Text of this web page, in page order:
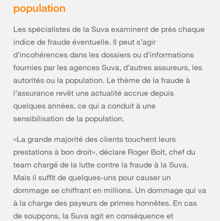
population
Les spécialistes de la Suva examinent de près chaque
indice de fraude éventuelle. Il peut s’agir
d’incohérences dans les dossiers ou d’informations
fournies par les agences Suva, d’autres assureurs, les
autorités ou la population. Le thème de la fraude à
l’assurance revêt une actualité accrue depuis
quelques années, ce qui a conduit à une
sensibilisation de la population.
«La grande majorité des clients touchent leurs
prestations à bon droit», déclare Roger Bolt, chef du
team chargé de la lutte contre la fraude à la Suva.
Mais il suffit de quelques-uns pour causer un
dommage se chiffrant en millions. Un dommage qui va
à la charge des payeurs de primes honnêtes. En cas
de soupçons, la Suva agit en conséquence et